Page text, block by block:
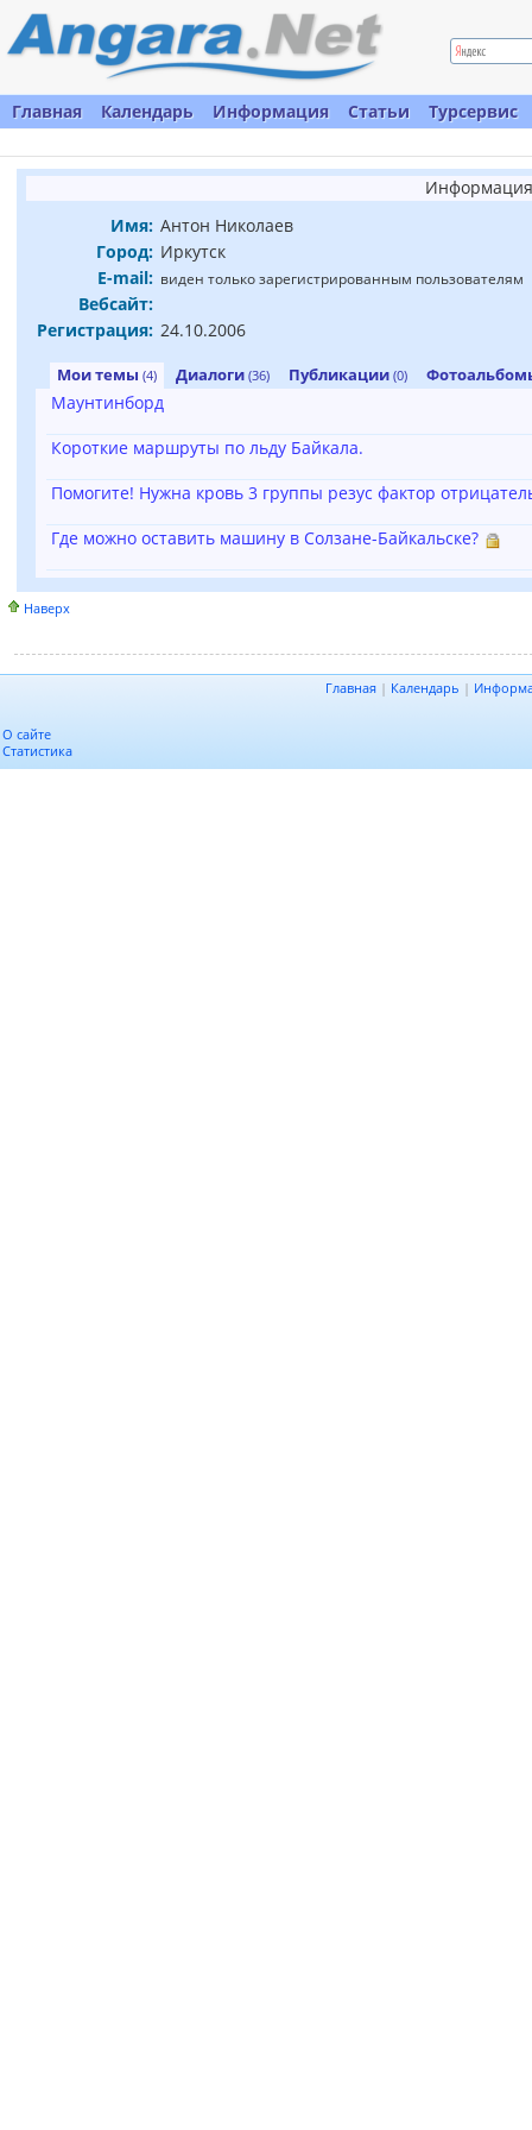
Главная Календарь Информация Статьи Турсервис
Имя: Антон Николаев
Город: Иркутск
E-mail: виден только зарегистрированным пользователям
Вебсайт:
Регистрация: 24.10.2006
Мои темы (4) Диалоги (36) Публикации (0)
Маунтинборд
Короткие маршруты по льду Байкала.
Помогите! Нужна кровь 3 группы резус фактор
Где можно оставить машину в Солзане-Байкальске?
Наверх
Главная | Календарь |
О сайте
Статистика